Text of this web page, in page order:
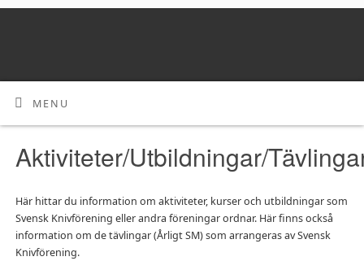
MENU
Aktiviteter/Utbildningar/
Här hittar du information om aktiviteter, kurser och utbildningar som
Svensk Knivförening eller andra föreningar ordnar. Här finns också
information om de tävlingar (Årligt SM) som arrangeras av Svensk
Knivförening.